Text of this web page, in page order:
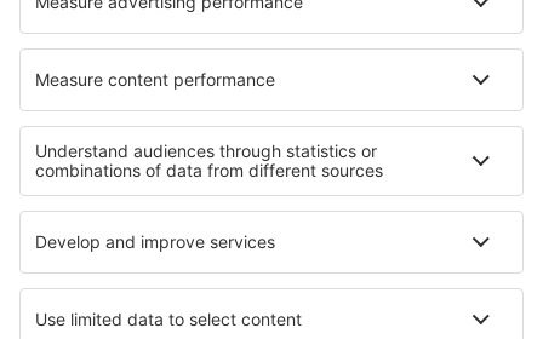
Norwich Intl Airport (NWI)
Papa Westray (PPW)
Heliporto de Penzance (PZE)
Glasgow
Isles of Scilly St Mary's (ISC)